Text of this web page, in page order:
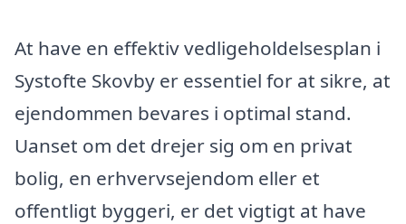
At have en effektiv vedligeholdelsesplan i
Systofte Skovby er essentiel for at sikre, at
ejendommen bevares i optimal stand.
Uanset om det drejer sig om en privat
bolig, en erhvervsejendom eller et
offentligt byggeri, er det vigtigt at have